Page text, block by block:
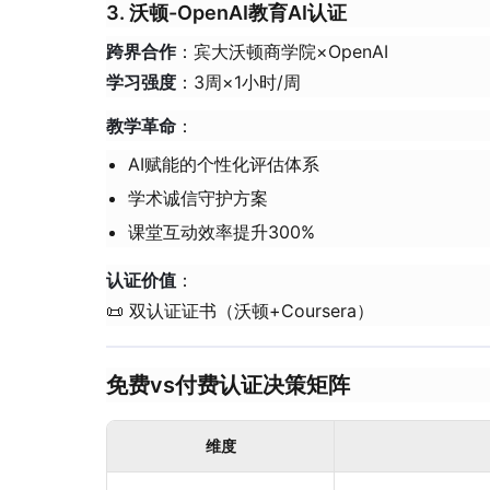
3. 沃顿-OpenAI教育AI认证
​跨界合作​​：宾大沃顿商学院×OpenAI
​学习强度​ ​：3周×1小时/周
​教学革命​ ​：
AI赋能的个性化评估体系
学术诚信守护方案
课堂互动效率提升300%
​认证价值​ ​：
📜 双认证证书（沃顿+Coursera）
免费vs付费认证决策矩阵
维度